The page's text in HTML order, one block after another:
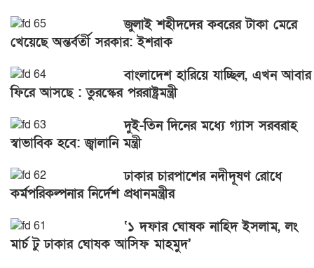
জুলাই শহীদদের কবরের টাকা মেরে
খেয়েছে অন্তর্বর্তী সরকার: ইশরাক
বাংলাদেশ হারিয়ে যাচ্ছিল, এখন আবার
ফিরে আসছে : তুরস্কের পররাষ্ট্রমন্ত্রী
দুই-তিন দিনের মধ্যে গ্যাস সরবরাহ
স্বাভাবিক হবে: জ্বালানি মন্ত্রী
ঢাকার চারপাশের নদীদূষণ রোধে
কর্মপরিকল্পনার নির্দেশ প্রধানমন্ত্রীর
‘১ দফার ঘোষক নাহিদ ইসলাম, লং
মার্চ টু ঢাকার ঘোষক আসিফ মাহমুদ’